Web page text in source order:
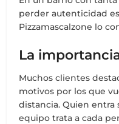
perder autenticidad
Pizzamascalzone lo
La
Muchos clientes
motivos por los que
distancia. Quien entra
equipo trata a cada